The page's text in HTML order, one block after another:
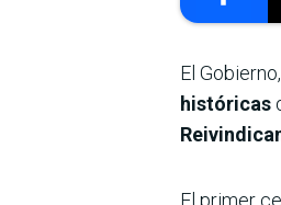
El
históricas
El primer